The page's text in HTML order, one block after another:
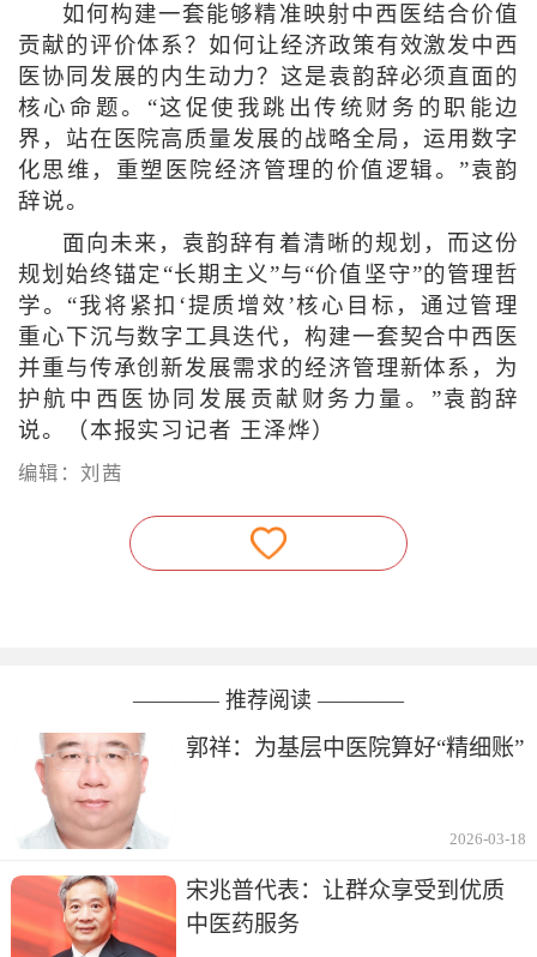
如何构建一套能够精准映射中西医结合价值
贡献的评价体系？如何让经济政策有效激发中西
医协同发展的内生动力？这是袁韵辞必须直面的
核心命题。“这促使我跳出传统财务的职能边
界，站在医院高质量发展的战略全局，运用数字
化思维，重塑医院经济管理的价值逻辑。”袁韵
辞说。
面向未来，袁韵辞有着清晰的规划，而这份
规划始终锚定“长期主义”与“价值坚守”的管理哲
学。“我将紧扣‘提质增效’核心目标，通过管理
重心下沉与数字工具迭代，构建一套契合中西医
并重与传承创新发展需求的经济管理新体系，为
护航中西医协同发展贡献财务力量。”袁韵辞
说。（本报实习记者 王泽烨）
编辑：刘茜
———— 推荐阅读 ————
郭祥：为基层中医院算好“精细账”
2026-03-18
宋兆普代表：让群众享受到优质
中医药服务